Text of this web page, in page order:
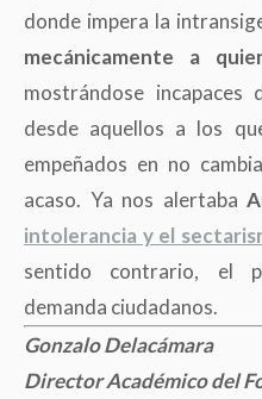
donde impera la
mecánicamente a
mostrándose
desde aquellos a los
empeñados en no
acaso. Ya nos alertaba
intolerancia y el
sentido contrario, el
demanda ciudadanos.
Gonzalo Delacámara
Director Académico del